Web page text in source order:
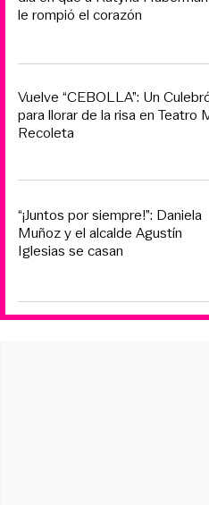
le rompió el corazón
Vuelve “CEBOLLA”: Un
para llorar de la risa en Teatro
Recoleta
“¡Juntos por siempre!”: Daniela
Muñoz y el alcalde Agustín
Iglesias se casan